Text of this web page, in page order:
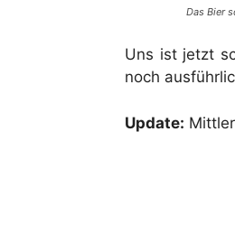
Das Bier
Uns ist jetzt
noch
Update: